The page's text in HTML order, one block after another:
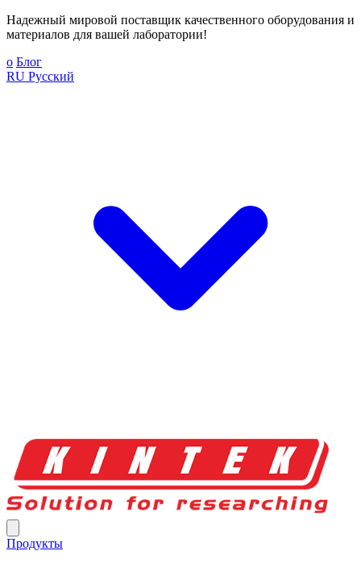
Надежный мировой поставщик качественного оборудования и
материалов для вашей лаборатории!
о Блог
RU Русский
Продукты